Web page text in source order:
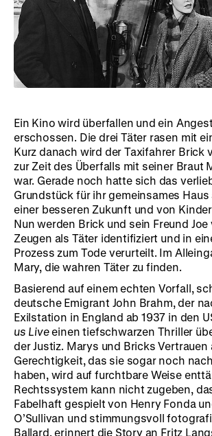
Ein Kino wird überfallen und ein
erschossen. Die drei Täter rasen mit
Kurz danach wird der Taxifahrer Brick
zur Zeit des Überfalls mit seiner Braut
war. Gerade noch hatte sich das
Grundstück für ihr gemeinsames
einer besseren Zukunft und von
Nun werden Brick und sein Freund
Zeugen als Täter identifiziert und in
Prozess zum Tode verurteilt. Im
Mary, die wahren Täter zu finden.
Basierend auf einem echten Vorfall,
deutsche Emigrant John Brahm, der
Exilstation in England ab 1937 in den
us Liveeinen tiefschwarzen Thriller
der Justiz. Marys und Bricks Vertrauen
Gerechtigkeit, das sie sogar noch
haben, wird auf furchtbare Weise
Rechtssystem kann nicht zugeben,
Fabelhaft gespielt von Henry Fonda
O’Sullivan und stimmungsvoll
Ballard, erinnert die Story an Fritz